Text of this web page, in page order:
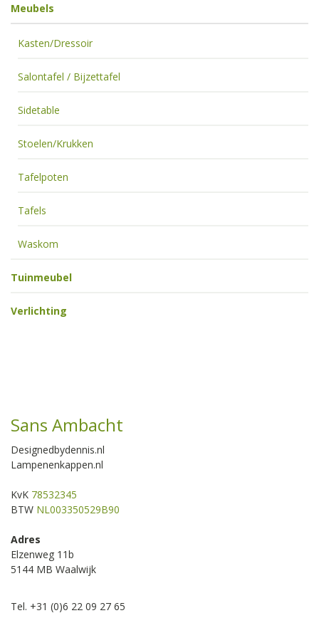
Meubels
Kasten/Dressoir
Salontafel / Bijzettafel
Sidetable
Stoelen/Krukken
Tafelpoten
Tafels
Waskom
Tuinmeubel
Verlichting
Sans Ambacht
Designedbydennis.nl
Lampenenkappen.nl
KvK 78532345
BTW NL003350529B90
Adres
Elzenweg 11b
5144 MB Waalwijk
Tel. +31 (0)6 22 09 27 65